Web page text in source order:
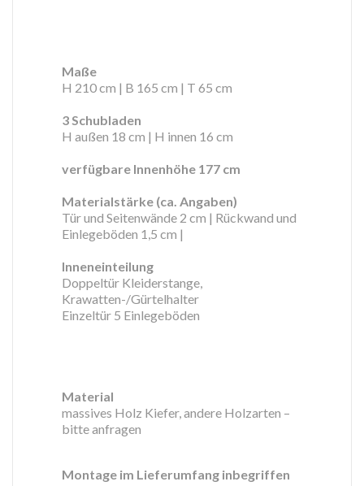
Maße
H 210 cm | B 165 cm | T 65 cm
3 Schubladen
H außen 18 cm | H innen 16 cm
verfügbare Innenhöhe 177 cm
Materialstärke (ca. Angaben)
Tür und Seitenwände 2 cm | Rückwand und
Einlegeböden 1,5 cm |
Inneneinteilung
Doppeltür Kleiderstange,
Krawatten-/Gürtelhalter
Einzeltür 5 Einlegeböden
Material
massives Holz Kiefer, andere Holzarten –
bitte anfragen
Montage im Lieferumfang inbegriffen